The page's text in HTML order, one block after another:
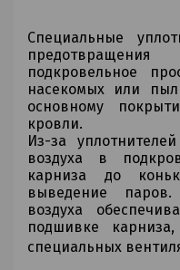
Специальные
подкровельное
насекомых или
основному
кровли.
Из-за
воздуха в
карниза до
выведение
воздуха
подшивке
специальных